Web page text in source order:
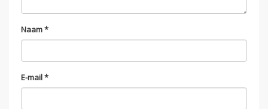
Naam*
E-mail*